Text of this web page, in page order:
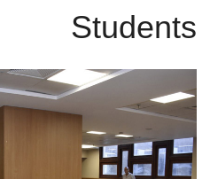
Students